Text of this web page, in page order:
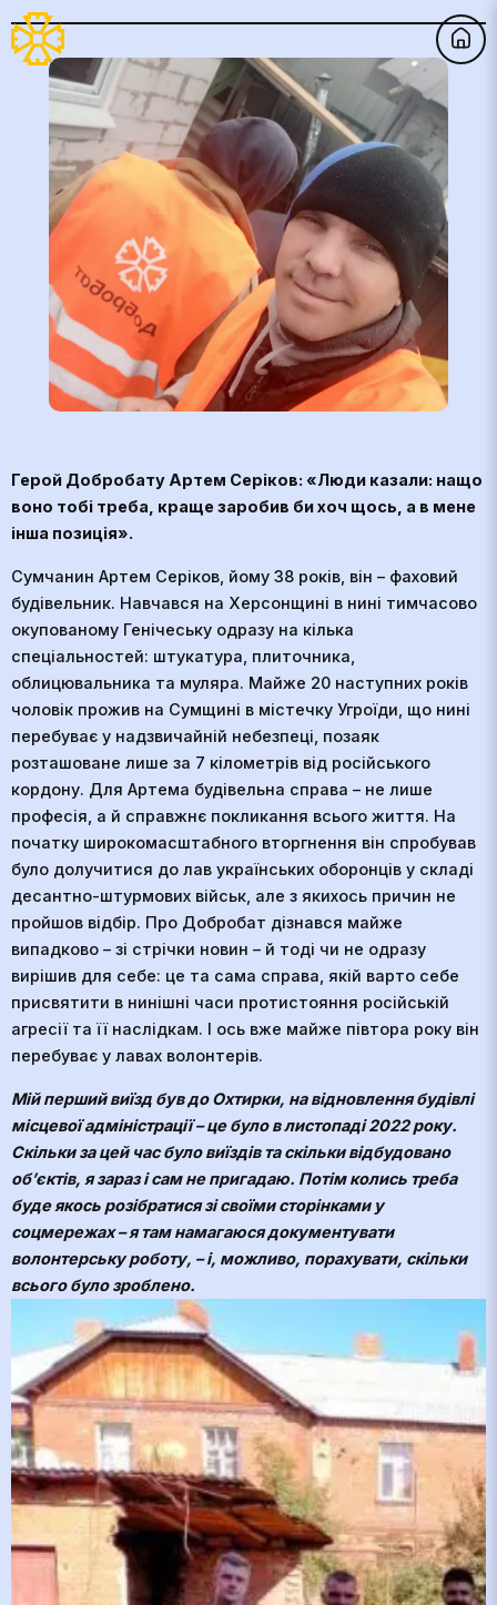
Герой Добробату Артем Серіков: «Люди казали: нащо
воно тобі треба, краще заробив би хоч щось, а в мене
інша позиція».
Сумчанин Артем Серіков, йому 38 років, він – фаховий
будівельник. Навчався на Херсонщині в нині тимчасово
окупованому Генічеську одразу на кілька
спеціальностей: штукатура, плиточника,
облицювальника та муляра. Майже 20 наступних років
чоловік прожив на Сумщині в містечку Угроїди, що нині
перебуває у надзвичайній небезпеці, позаяк
розташоване лише за 7 кілометрів від російського
кордону. Для Артема будівельна справа – не лише
професія, а й справжнє покликання всього життя. На
початку широкомасштабного вторгнення він спробував
було долучитися до лав українських оборонців у складі
десантно-штурмових військ, але з якихось причин не
пройшов відбір. Про Добробат дізнався майже
випадково – зі стрічки новин – й тоді чи не одразу
вирішив для себе: це та сама справа, якій варто себе
присвятити в нинішні часи протистояння російській
агресії та її наслідкам. І ось вже майже півтора року він
перебуває у лавах волонтерів.
Мій перший виїзд був до Охтирки, на відновлення будівлі
місцевої адміністрації – це було в листопаді 2022 року.
Скільки за цей час було виїздів та скільки відбудовано
об’єктів, я зараз і сам не пригадаю. Потім колись треба
буде якось розібратися зі своїми сторінками у
соцмережах – я там намагаюся документувати
волонтерську роботу, – і, можливо, порахувати, скільки
всього було зроблено.